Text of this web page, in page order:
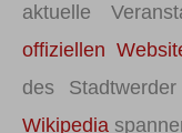
aktuelle
offiziellen
des
Wikipedia